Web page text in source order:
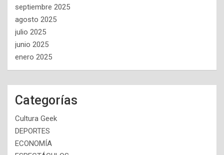
septiembre 2025
agosto 2025
julio 2025
junio 2025
enero 2025
Categorías
Cultura Geek
DEPORTES
ECONOMÍA